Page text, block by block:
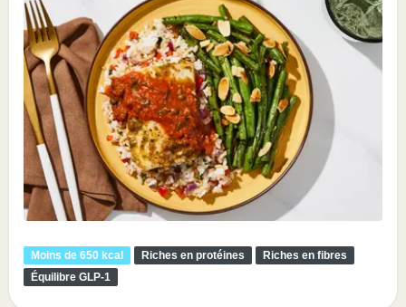
Moins de 650 kcal Riches en protéines
Riches en fibres
Équilibre GLP-1